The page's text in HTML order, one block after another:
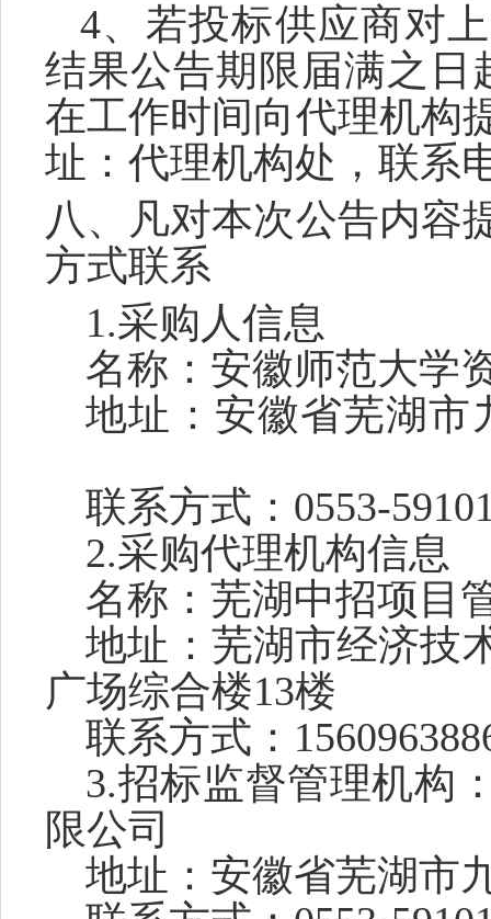
4、若投标供应商对
结果公告期限届满之日
在工作时间向代理机构
址： 代理机构处 ，联系
八、凡对本次公告内容
方式联系
1.采购人信息
名称： 安徽师范大学
地址： 安徽省芜湖市
联系方式： 0553-
2.采购代理机构信息
名称：芜湖中招项目
地址： 芜湖市经济技
广场综合楼13楼
联系方式：
3.招标监督管理机构
限公司
地址：安徽省芜湖市